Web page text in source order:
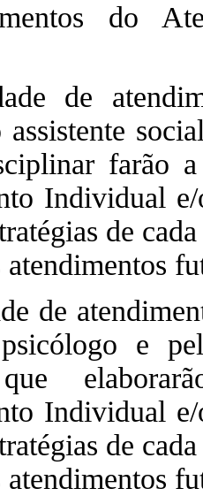
do
de
assistente
farão
Individual
de
atendimentos
de
e
que
Individual
de
atendimentos